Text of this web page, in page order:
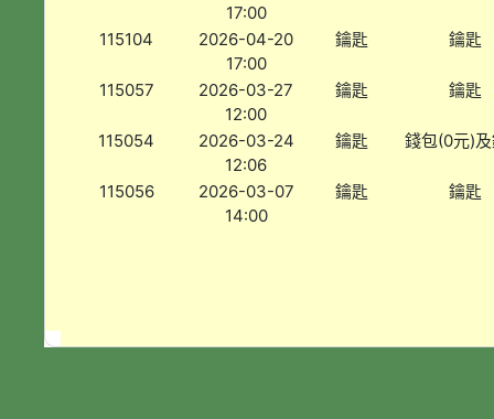
17:00
115104
2026-04-20
17:00
鑰匙 鑰匙
115057
2026-03-27
12:00
鑰匙 鑰匙
115054
2026-03-24
12:06
鑰匙 錢包(0元)
115056
2026-03-07
14:00
鑰匙 鑰匙